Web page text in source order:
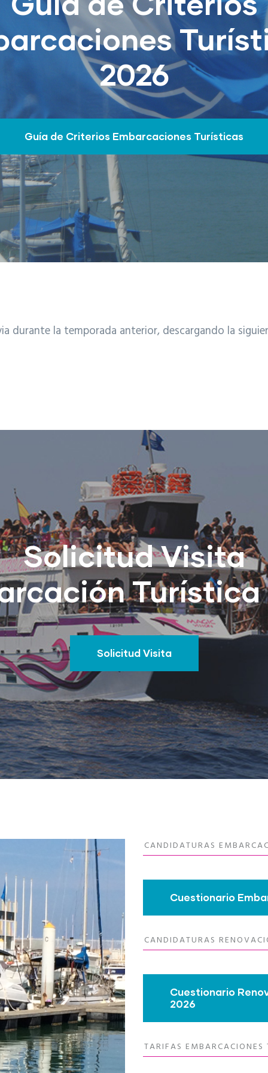
2026
Guía de Criterios Embarcaciones Turísticas
durante la temporada anterior, descargando la
Solicitud Visita
Turística
Solicitud Visita
CANDIDATURAS
Cuestionario
CANDIDATURAS
Cuestionario
2026
TARIFAS